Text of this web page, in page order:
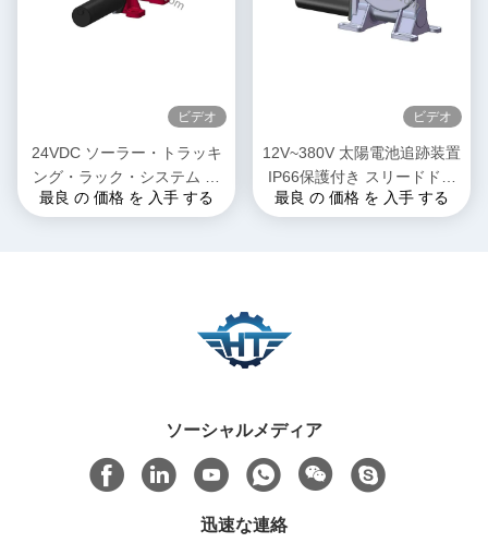
ビデオ
24VDC ソーラー・トラッキ
ング・ラック・システム シ
ングル・アクシス/デュア
最良 の 価格 を 入手 する
ビデオ
12V~380V 太陽電池追跡装置
IP66保護付き スリードドラ
イブ
最良 の 価格 を 入手 する
ソーシャルメディア
迅速な連絡